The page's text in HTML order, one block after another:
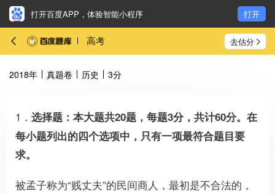
打开百度APP，体验智能小程序 打开
高考 去估分
2018年 真题卷 历史 3分
1． 选择题：本大题共20题，每题3分，共计60分。在
每小题列出的四个选项中，只有一项最符合题目要
求。
被孟子称为“贱丈夫”的民间商人，最初是不合法的，